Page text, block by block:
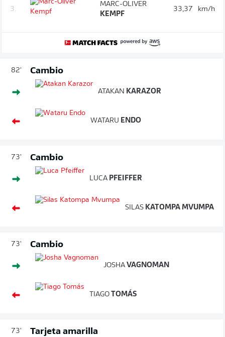
3.
MARC-OLIVER
KEMPF
33,37 km/h
82' Cambio
ATAKAN KARAZOR
WATARU ENDO
73' Cambio
LUCA PFEIFFER
SILAS KATOMPA MVUMPA
73' Cambio
JOSHA VAGNOMAN
TIAGO TOMÁS
73' Tarjeta amarilla